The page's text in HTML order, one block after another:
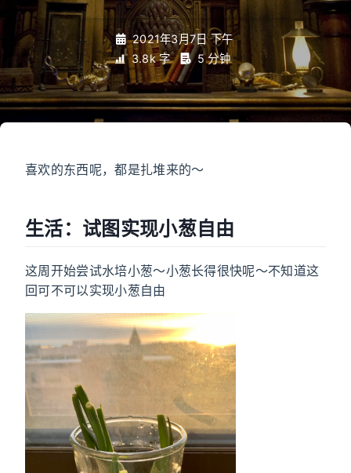
2021年3月7日 下午
3.8k 字
5 分钟
喜欢的东西呢，都是扎堆来的～
生活：试图实现小葱自由
这周开始尝试水培小葱～小葱长得很快呢～不知道这
回可不可以实现小葱自由